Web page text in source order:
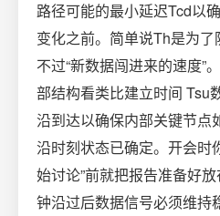
路径可能的最小延迟Tcd以
变化之前。简单说Th是为了
不过“新数据闯进来的速度”
部结构看类比建立时间 Tsu
沿到达以确保内部关键节点
沿时刻状态已确定。开会时
始讨论”前就把报告准备好
钟沿过后数据信号必须维持